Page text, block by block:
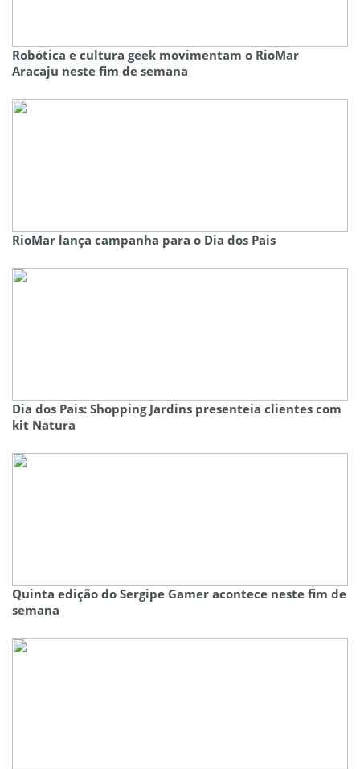
Robótica e cultura geek movimentam o RioMar
Aracaju neste fim de semana
RioMar lança campanha para o Dia dos Pais
Dia dos Pais: Shopping Jardins presenteia clientes com
kit Natura
Quinta edição do Sergipe Gamer acontece neste fim de
semana